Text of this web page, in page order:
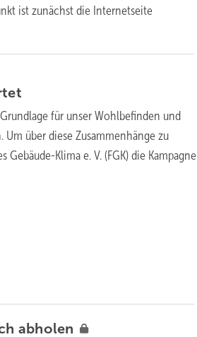
ist zunächst die Internetseite
für unser Wohlbefinden und
über diese Zusammenhänge zu
Klima e. V. (FGK) die Kampagne
abholen